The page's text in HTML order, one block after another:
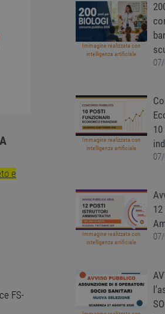
e
FS-
Immagine realizzata con
intelligenza artificiale
Immagine realizzata con
intelligenza artificiale
Immagine realizzata con
intelligenza artificiale